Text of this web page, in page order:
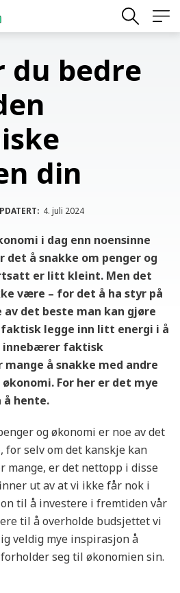
du bedre
din
4. juli 2024
i dag enn noensinne
det å snakke om penger og
er litt kleint. Men det
være – for det å ha styr på
av det beste man kan gjøre
faktisk legge inn litt energi i å
innebærer faktisk
å snakke med andre
For her er det mye
å hente.
og økonomi er noe av det
for selv om det kanskje kan
mange, er det nettopp i disse
ut av at vi ikke får nok i
til å investere i fremtiden vår
til å overholde budsjettet vi
veldig mye inspirasjon å
seg til økonomien sin.